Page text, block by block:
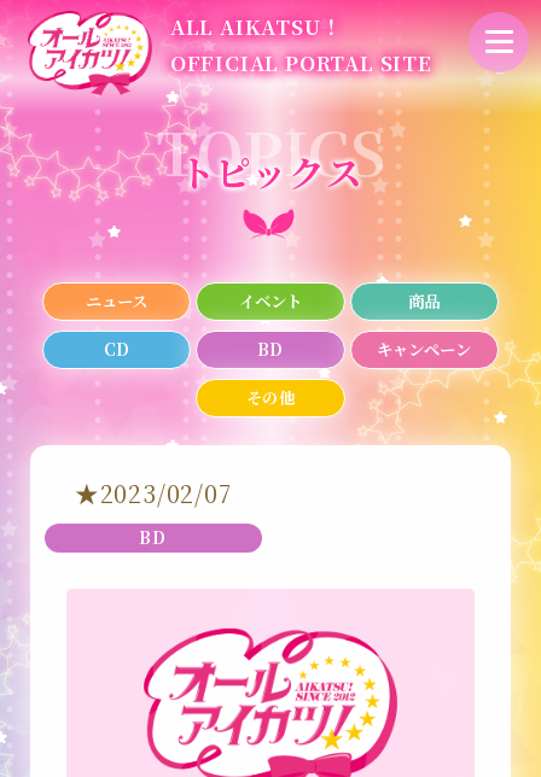
ALL AIKATSU！
OFFICIAL PORTAL SITE
トピックス
ニュース イベント 商品
CD BD キャンペーン
その他
★2023/02/07
BD